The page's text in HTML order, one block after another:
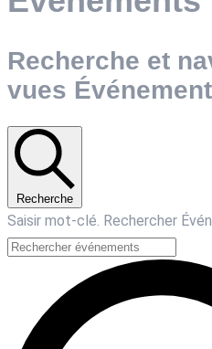
Recherche et
vues
Recherche
Saisir mot-clé. Rechercher